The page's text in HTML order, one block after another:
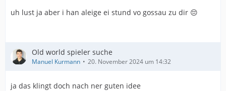
uh lust ja aber i han aleige ei stund vo gossau zu dir 😔
Old world spieler suche
Manuel Kurmann 20. November 2024 um 14:32
ja das klingt doch nach ner guten idee